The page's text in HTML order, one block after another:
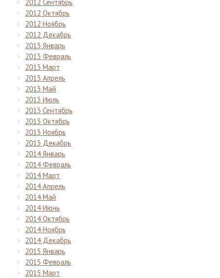
2012 Сентябрь
2012 Октябрь
2012 Ноябрь
2012 Декабрь
2013 Январь
2013 Февраль
2013 Март
2013 Апрель
2013 Май
2013 Июль
2013 Сентябрь
2013 Октябрь
2013 Ноябрь
2013 Декабрь
2014 Январь
2014 Февраль
2014 Март
2014 Апрель
2014 Май
2014 Июнь
2014 Октябрь
2014 Ноябрь
2014 Декабрь
2015 Январь
2015 Февраль
2015 Март